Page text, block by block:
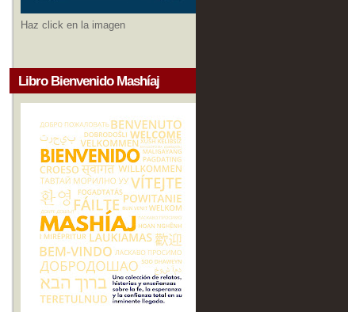
Haz click en la imagen
Libro Bienvenido Mashíaj